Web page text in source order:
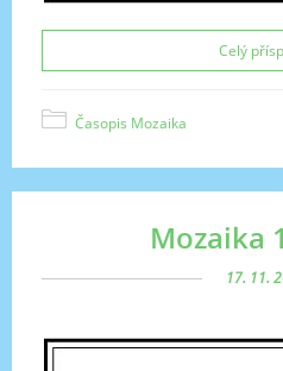
Celý
Časopis Mozaika
Mozaika
17. 11.